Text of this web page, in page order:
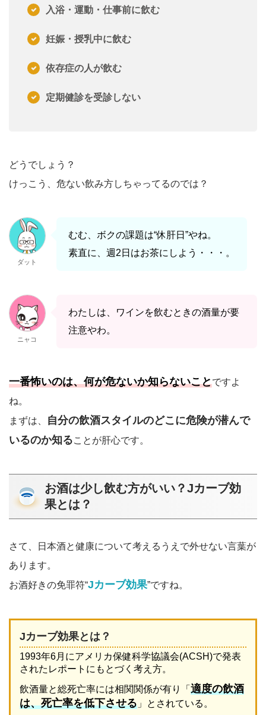
入浴・運動・仕事前に飲む
妊娠・授乳中に飲む
依存症の人が飲む
定期健診を受診しない
どうでしょう？
けっこう、危ない飲み方しちゃってるのでは？
ダット
むむ、ボクの課題は“休肝日”やね。
素直に、週2日はお茶にしよう・・・。
ニャコ
わたしは、ワインを飲むときの酒量が要
注意やわ。
一番怖いのは、何が危ないか知らないことですよ
ね。
まずは、
自分の飲酒スタイルのどこに危険が潜んで
いるのか知ることが肝心です。
お酒は少し飲む方がいい？Jカーブ効
果とは？
さて、日本酒と健康について考えるうえで外せない言葉が
あります。
お酒好きの免罪符“Jカーブ効果”ですね。
Jカーブ効果とは？
1993年6月にアメリカ保健科学協議会(ACSH)で発表
されたレポートにもとづく考え方。
飲酒量と総死亡率には相関関係が有り「 適度の飲酒
は、死亡率を低下させる 」とされている。